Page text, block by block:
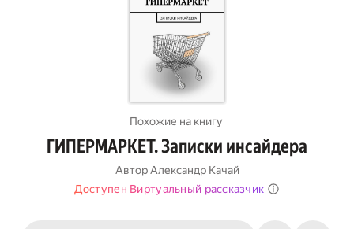
Похожие на книгу
ГИПЕРМАРКЕТ. Записки инсайдера
Автор Александр Качай
Доступен Виртуальный рассказчик